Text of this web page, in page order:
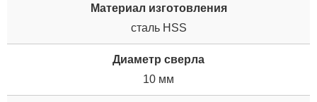
Материал изготовления
сталь HSS
Диаметр сверла
10 мм